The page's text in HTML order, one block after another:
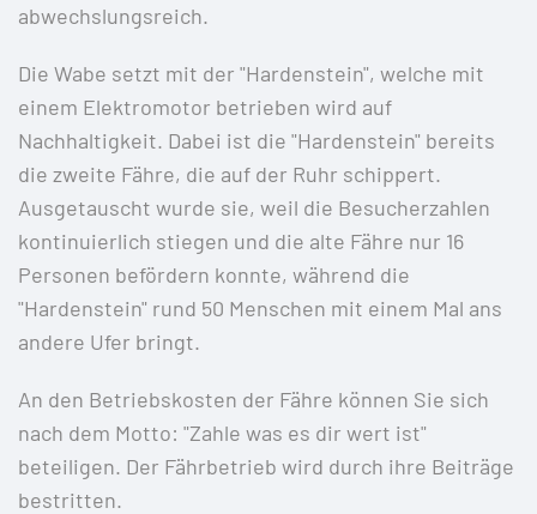
abwechslungsreich.
Die Wabe setzt mit der "Hardenstein", welche mit
einem Elektromotor betrieben wird auf
Nachhaltigkeit. Dabei ist die "Hardenstein" bereits
die zweite Fähre, die auf der Ruhr schippert.
Ausgetauscht wurde sie, weil die Besucherzahlen
kontinuierlich stiegen und die alte Fähre nur 16
Personen befördern konnte, während die
"Hardenstein" rund 50 Menschen mit einem Mal ans
andere Ufer bringt.
An den Betriebskosten der Fähre können Sie sich
nach dem Motto: "Zahle was es dir wert ist"
beteiligen. Der Fährbetrieb wird durch ihre Beiträge
bestritten.